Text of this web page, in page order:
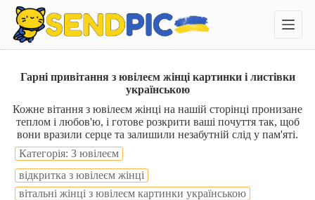
П
е
р
е
о
в
м
і
с
у
Гарні привітання з ювілеєм жінці картинки і листівки
українською
Кожне вітання з ювілеєм жінці на нашій сторінці пронизане
теплом і любов'ю, і готове розкрити ваші почуття так, щоб
вони вразили серце та залишили незабутній слід у пам'яті.
Категорія: З ювілеєм
відкритка з ювілеєм жінці
вітальні жінці з ювілеєм картинки українською